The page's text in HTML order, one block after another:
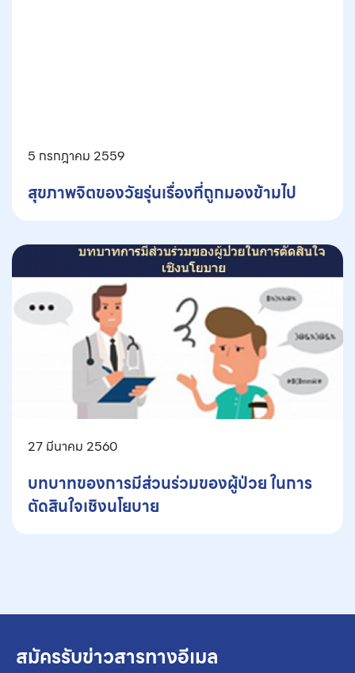
5 กรกฎาคม 2559
สุขภาพจิตของวัยรุ่นเรื่องที่ถูกมองข้ามไป
27 มีนาคม 2560
บทบาทของการมีส่วนร่วมของผู้ป่วย ในการ
ตัดสินใจเชิงนโยบาย
สมัครรับข่าวสารทางอีเมล